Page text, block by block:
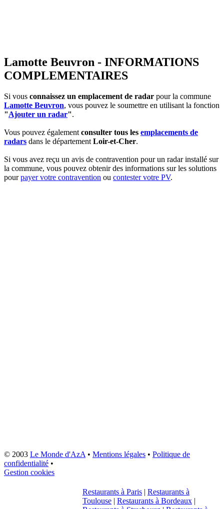
Lamotte Beuvron - INFORMATIONS
COMPLEMENTAIRES
Si vous connaissez un emplacement de radar pour la commune
Lamotte Beuvron, vous pouvez le soumettre en utilisant la fonction
"Ajouter un radar".
Vous pouvez égalementconsulter tous les emplacements de
radars dans le départementLoir-et-Cher.
Si vous avez reçu un avis de contravention pour un radar installé sur
la commune, vous pouvez obtenir des informations sur les solutions
pourpayer votre contravention ou contester votre PV.
© 2003 Le Monde d'AzA• Mentions légales • Politique de
confidentialité •
Gestion cookies
Restaurants à Paris | Restaurants à
Toulouse | Restaurants à Bordeaux |